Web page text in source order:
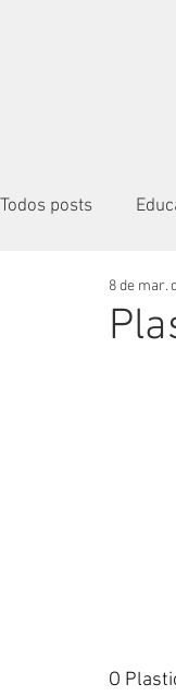
Todos posts
8 de mar.
O